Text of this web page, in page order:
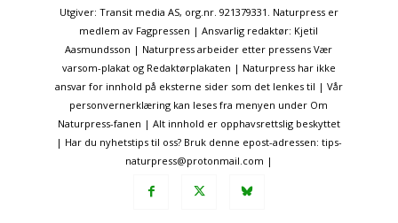
Utgiver: Transit media AS, org.nr. 921379331. Naturpress er
medlem av Fagpressen | Ansvarlig redaktør: Kjetil
Aasmundsson | Naturpress arbeider etter pressens Vær
varsom-plakat og Redaktørplakaten | Naturpress har ikke
ansvar for innhold på eksterne sider som det lenkes til | Vår
personvernerklæring kan leses fra menyen under Om
Naturpress-fanen | Alt innhold er opphavsrettslig beskyttet
| Har du nyhetstips til oss? Bruk denne epost-adressen: tips-
naturpress@protonmail.com |